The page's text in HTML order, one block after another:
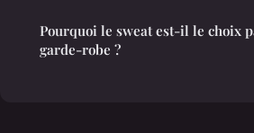
Pourquoi le sweat est-il le choix
garde-robe ?